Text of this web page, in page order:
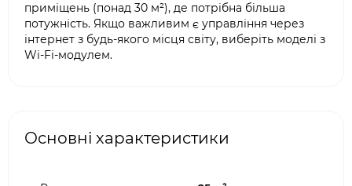
приміщень (понад 30 м²), де потрібна більша
потужність. Якщо важливим є управління через
інтернет з будь-якого місця світу, виберіть моделі з
Wi-Fi-модулем.
Основні характеристики